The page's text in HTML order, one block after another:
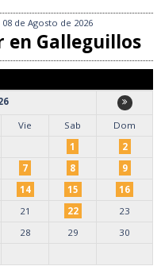
08 de Agosto de 2026
en Galleguillos
Vie Sab
Dom
1
2
7 8
9
14 15
16
21 22
23
28 29
30